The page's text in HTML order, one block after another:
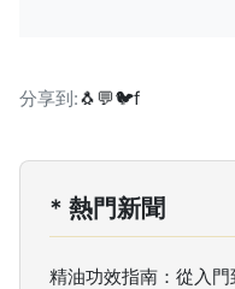
分享到:🐧💬🐦f
* 熱門新聞
精油功效指南：從入